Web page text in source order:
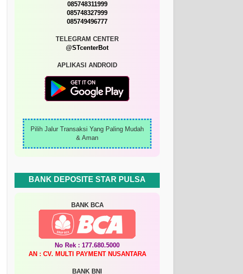
085748311999
085748327999
085749496777
TELEGRAM CENTER
@STcenterBot
APLIKASI ANDROID
Pilih Jalur Transaksi Yang Paling Mudah
& Aman
BANK DEPOSITE STAR PULSA
BANK BCA
No Rek : 177.680.5000
AN : CV. MULTI PAYMENT NUSANTARA
BANK BNI